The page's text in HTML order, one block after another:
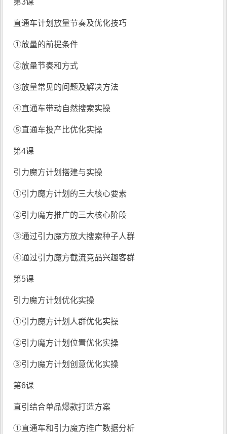
直通车计划放量节奏及优化技巧
①放量的前提条件
②放量节奏和方式
③放量常见的问题及解决方法
④直通车带动自然搜索实操
⑤直通车投产比优化实操
第4课
引力魔方计划搭建与实操
①引力魔方计划的三大核心要素
②引力魔方推广的三大核心阶段
③通过引力魔方放大搜索种子人群
④通过引力魔方截流竞品兴趣客群
第5课
引力魔方计划优化实操
①引力魔方计划人群优化实操
②引力魔方计划位置优化实操
③引力魔方计划创意优化实操
第6课
直引结合单品爆款打造方案
①直通车和引力魔方推广数据分析